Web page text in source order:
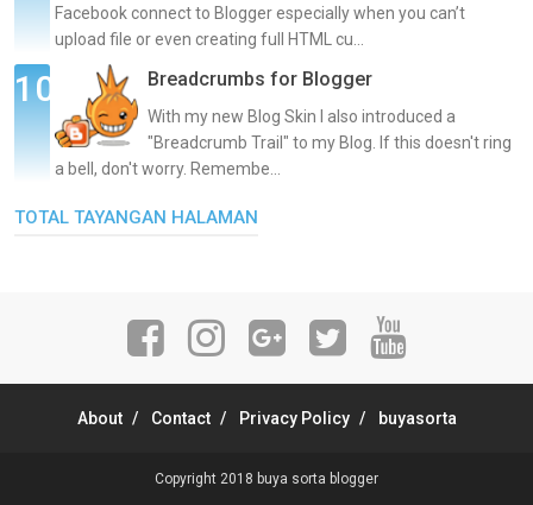
Facebook connect to Blogger especially when you can’t
upload file or even creating full HTML cu...
Breadcrumbs for Blogger
With my new Blog Skin I also introduced a
"Breadcrumb Trail" to my Blog. If this doesn't ring
a bell, don't worry. Remembe...
TOTAL TAYANGAN HALAMAN
About Contact Privacy Policy buyasorta
Copyright 2018 buya sorta blogger